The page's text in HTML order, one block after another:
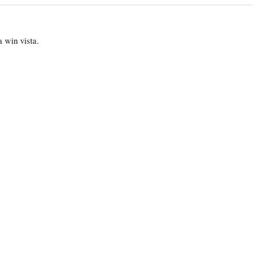
win vista.